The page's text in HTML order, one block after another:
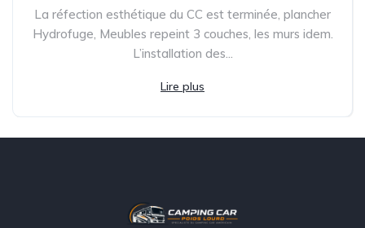
La réfection esthétique du CC est terminée, plancher
Hydrofuge, Meubles repeint 3 couches, les murs idem.
L’installation des...
Lire plus